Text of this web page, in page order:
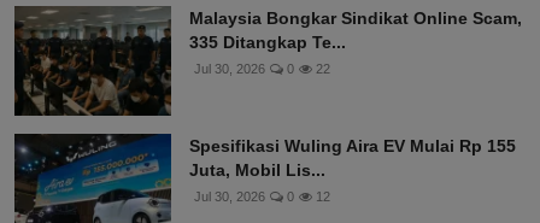
Malaysia Bongkar Sindikat Online Scam,
335 Ditangkap Te...
Jul 30, 2026 0 22
Spesifikasi Wuling Aira EV Mulai Rp 155
Juta, Mobil Lis...
Jul 30, 2026 0 12